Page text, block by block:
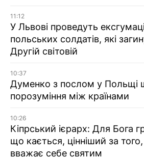
11:12
У Львові проведуть
польських солдатів, які
Другій світовій
10:37
Думенко з послом у Польщі
порозуміння між країнами
10:26
Кіпрський ієрарх: Для Бога
що кається, цінніший за
вважає себе святим